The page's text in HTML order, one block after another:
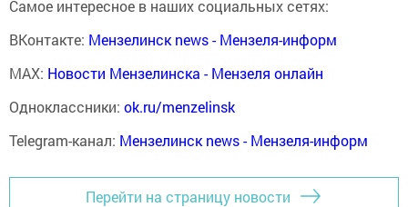
Самое интересное в наших социальных сетях:
ВКонтакте: Мензелинск news - Мензеля-информ
MAX: Новости Мензелинска - Мензеля онлайн
Одноклассники: ok.ru/menzelinsk
Telegram-канал: Мензелинск news - Мензеля-информ
Перейти на страницу новости